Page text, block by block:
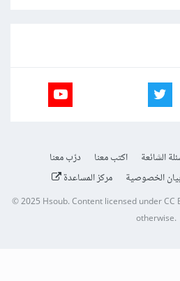
الشائعة اكتب معنا
درّب معنا
بيان الخصوصية مركز المساعدة
© 2025 Hsoub.Content licensed underCC
otherwise.